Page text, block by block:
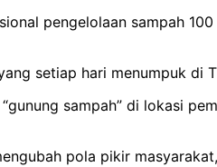
pengelolaan sampah
setiap hari menumpuk di
sampah” di lokasi
pola pikir